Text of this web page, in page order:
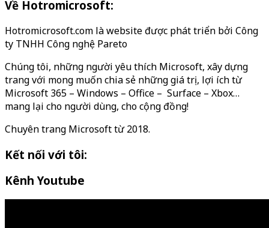
Về Hotromicrosoft:
Hotromicrosoft.com là website được phát triển bởi Công
ty TNHH Công nghệ Pareto
Chúng tôi, những người yêu thích Microsoft, xây dựng
trang với mong muốn chia sẻ những giá trị, lợi ích từ
Microsoft 365 – Windows – Office – Surface – Xbox…
mang lại cho người dùng, cho cộng đồng!
Chuyên trang Microsoft từ 2018.
Kết nối với tôi:
Kênh Youtube